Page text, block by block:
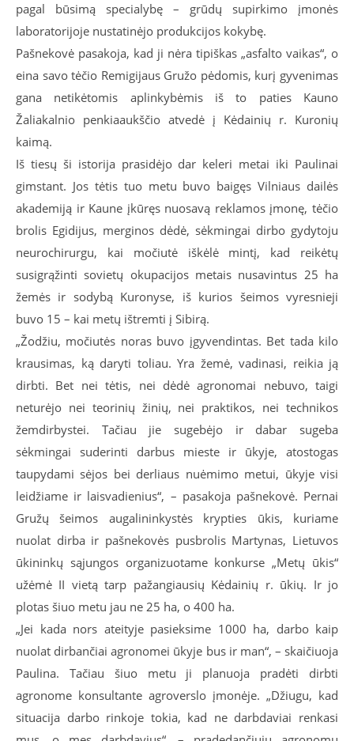
pagal būsimą specialybę – grūdų supirkimo įmonės
laboratorijoje nustatinėjo produkcijos kokybę.
Pašnekovė pasakoja, kad ji nėra tipiškas „asfalto vaikas“, o
eina savo tėčio Remigijaus Gružo pėdomis, kurį gyvenimas
gana netikėtomis aplinkybėmis iš to paties Kauno
Žaliakalnio penkiaaukščio atvedė į Kėdainių r. Kuronių
kaimą.
Iš tiesų ši istorija prasidėjo dar keleri metai iki Paulinai
gimstant. Jos tėtis tuo metu buvo baigęs Vilniaus dailės
akademiją ir Kaune įkūręs nuosavą reklamos įmonę, tėčio
brolis Egidijus, merginos dėdė, sėkmingai dirbo gydytoju
neurochirurgu, kai močiutė iškėlė mintį, kad reikėtų
susigrąžinti sovietų okupacijos metais nusavintus 25 ha
žemės ir sodybą Kuronyse, iš kurios šeimos vyresnieji
buvo 15 – kai metų ištremti į Sibirą.
„Žodžiu, močiutės noras buvo įgyvendintas. Bet tada kilo
krausimas, ką daryti toliau. Yra žemė, vadinasi, reikia ją
dirbti. Bet nei tėtis, nei dėdė agronomai nebuvo, taigi
neturėjo nei teorinių žinių, nei praktikos, nei technikos
žemdirbystei. Tačiau jie sugebėjo ir dabar sugeba
sėkmingai suderinti darbus mieste ir ūkyje, atostogas
taupydami sėjos bei derliaus nuėmimo metui, ūkyje visi
leidžiame ir laisvadienius“, – pasakoja pašnekovė. Pernai
Gružų šeimos augalininkystės krypties ūkis, kuriame
nuolat dirba ir pašnekovės pusbrolis Martynas, Lietuvos
ūkininkų sąjungos organizuotame konkurse „Metų ūkis“
užėmė II vietą tarp pažangiausių Kėdainių r. ūkių. Ir jo
plotas šiuo metu jau ne 25 ha, o 400 ha.
„Jei kada nors ateityje pasieksime 1000 ha, darbo kaip
nuolat dirbančiai agronomei ūkyje bus ir man“, – skaičiuoja
Paulina. Tačiau šiuo metu ji planuoja pradėti dirbti
agronome konsultante agroverslo įmonėje. „Džiugu, kad
situacija darbo rinkoje tokia, kad ne darbdaviai renkasi